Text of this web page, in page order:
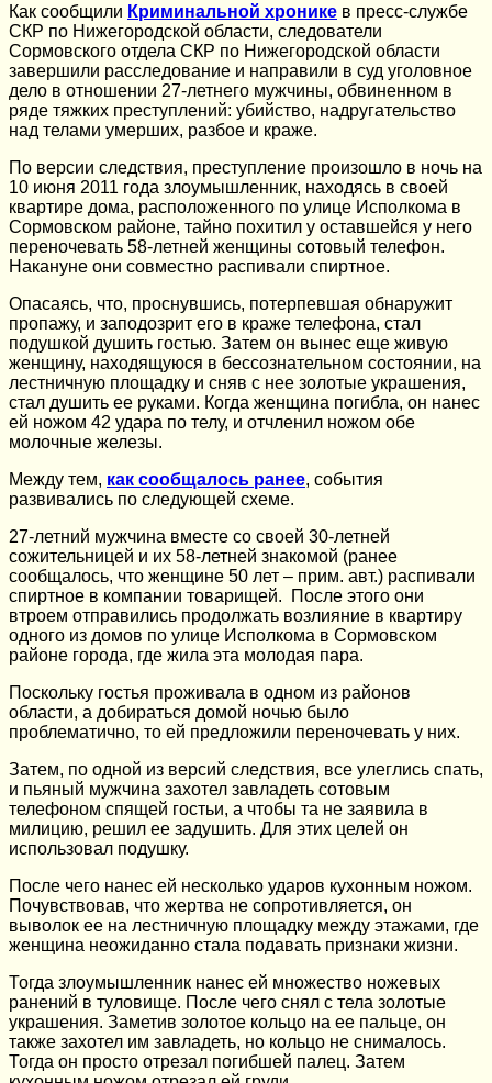
Как сообщили Криминальной хронике в пресс-службе
СКР по Нижегородской области, следователи
Сормовского отдела СКР по Нижегородской области
завершили расследование и направили в суд уголовное
дело в отношении 27-летнего мужчины, обвиненном в
ряде тяжких преступлений: убийство, надругательство
над телами умерших, разбое и краже.
По версии следствия, преступление произошло в ночь на
10 июня 2011 года злоумышленник, находясь в своей
квартире дома, расположенного по улице Исполкома в
Сормовском районе, тайно похитил у оставшейся у него
переночевать 58-летней женщины сотовый телефон.
Накануне они совместно распивали спиртное.
Опасаясь, что, проснувшись, потерпевшая обнаружит
пропажу, и заподозрит его в краже телефона, стал
подушкой душить гостью. Затем он вынес еще живую
женщину, находящуюся в бессознательном состоянии, на
лестничную площадку и сняв с нее золотые украшения,
стал душить ее руками. Когда женщина погибла, он нанес
ей ножом 42 удара по телу, и отчленил ножом обе
молочные железы.
Между тем, как сообщалось ранее, события
развивались по следующей схеме.
27-летний мужчина вместе со своей 30-летней
сожительницей и их 58-летней знакомой (ранее
сообщалось, что женщине 50 лет – прим. авт.) распивали
спиртное в компании товарищей. После этого они
втроем отправились продолжать возлияние в квартиру
одного из домов по улице Исполкома в Сормовском
районе города, где жила эта молодая пара.
Поскольку гостья проживала в одном из районов
области, а добираться домой ночью было
проблематично, то ей предложили переночевать у них.
Затем, по одной из версий следствия, все улеглись спать,
и пьяный мужчина захотел завладеть сотовым
телефоном спящей гостьи, а чтобы та не заявила в
милицию, решил ее задушить. Для этих целей он
использовал подушку.
После чего нанес ей несколько ударов кухонным ножом.
Почувствовав, что жертва не сопротивляется, он
выволок ее на лестничную площадку между этажами, где
женщина неожиданно стала подавать признаки жизни.
Тогда злоумышленник нанес ей множество ножевых
ранений в туловище. После чего снял с тела золотые
украшения. Заметив золотое кольцо на ее пальце, он
также захотел им завладеть, но кольцо не снималось.
Тогда он просто отрезал погибшей палец. Затем